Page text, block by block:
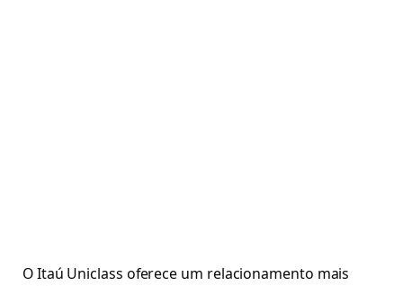
O Itaú Uniclass oferece um relacionamento mais